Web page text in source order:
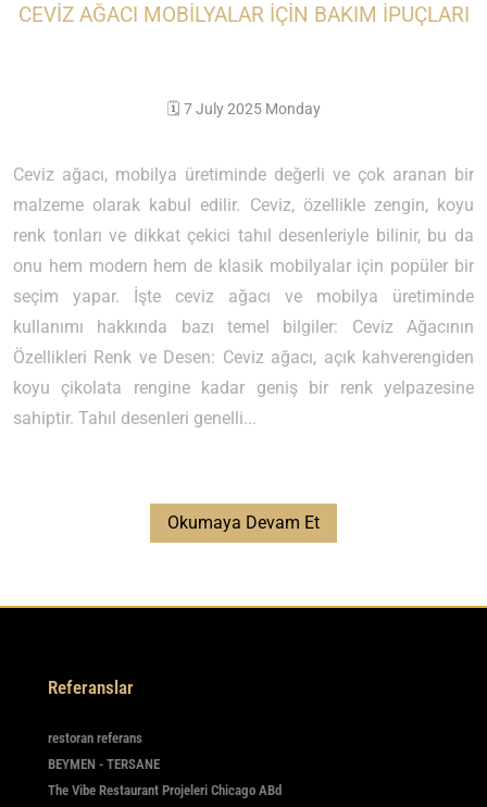
CEVIZ AĞACI MOBILYALAR IÇIN BAKIM İPUÇLARI
🗓️ 7 July 2025 Monday
Ceviz ağacı, mobilya üretiminde değerli ve çok aranan bir
malzeme olarak kabul edilir. Ceviz, özellikle zengin, koyu
renk tonları ve dikkat çekici tahıl desenleriyle bilinir, bu da
onu hem modern hem de klasik mobilyalar için popüler bir
seçim yapar. İşte ceviz ağacı ve mobilya üretiminde
kullanımı hakkında bazı temel bilgiler: Ceviz Ağacının
Özellikleri Renk ve Desen: Ceviz ağacı, açık kahverengiden
koyu çikolata rengine kadar geniş bir renk yelpazesine
sahiptir. Tahıl desenleri genelli...
Okumaya Devam Et
Referanslar
restoran referans
BEYMEN - TERSANE
The Vibe Restaurant Projeleri Chicago ABd